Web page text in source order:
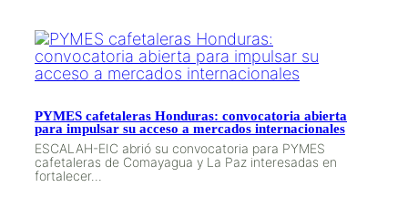
PYMES cafetaleras Honduras: convocatoria abierta
para impulsar su acceso a mercados internacionales
ESCALAH-EIC abrió su convocatoria para PYMES
cafetaleras de Comayagua y La Paz interesadas en
fortalecer…